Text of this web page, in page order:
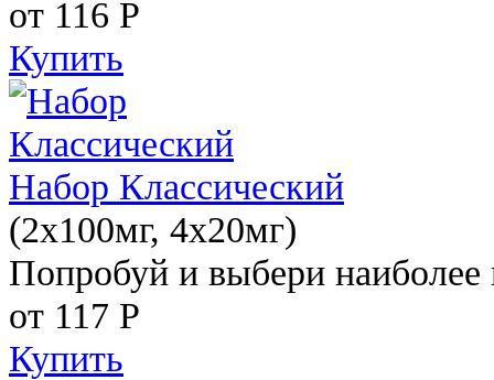
от 116 Р
Купить
Набор Классический
(2x100мг, 4x20мг)
Попробуй и выбери наиболее
от 117 Р
Купить